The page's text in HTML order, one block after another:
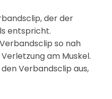
der der
entspricht.
so nah
am Muskel.
Verbandsclip aus,